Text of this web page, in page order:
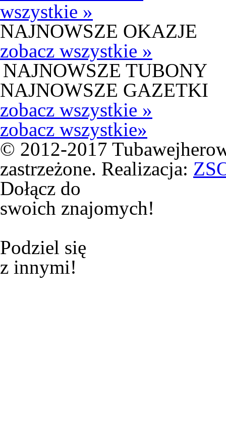
wszystkie »
NAJNOWSZE OKAZJE
zobacz wszystkie »
NAJNOWSZE TUBONY
NAJNOWSZE GAZETKI
zobacz wszystkie »
zobacz wszystkie»
© 2012-2017
zastrzeżone. Realizacja:
Dołącz do
swoich znajomych!
Podziel się
z innymi!